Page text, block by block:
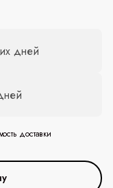
дней
доставки